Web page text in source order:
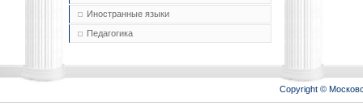
Иностранные языки
Педагогика
Copyright ©